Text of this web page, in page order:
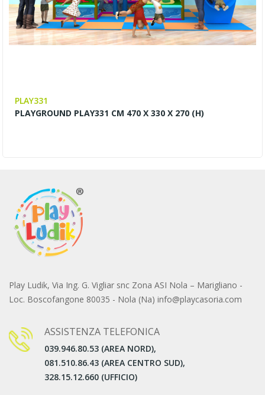
PLAY331
PLAYGROUND PLAY331 CM 470 X 330 X 270 (H)
Play Ludik, Via Ing. G. Vigliar snc Zona ASI Nola – Marigliano -
Loc. Boscofangone 80035 - Nola (Na) info@playcasoria.com
ASSISTENZA TELEFONICA
039.946.80.53 (AREA NORD),
081.510.86.43 (AREA CENTRO SUD),
328.15.12.660 (UFFICIO)